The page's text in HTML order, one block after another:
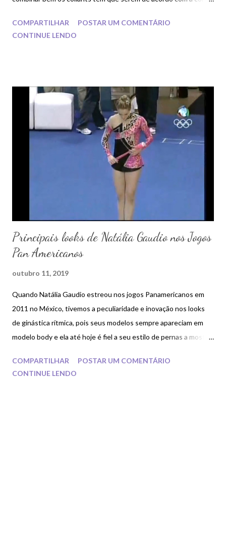
análoga.
COMPARTILHAR
POSTAR UM COMENTÁRIO
CONTINUE LENDO
Principais looks de Natália Gaudio nos Jogos
Pan Americanos
outubro 11, 2019
Quando Natália Gaudio estreou nos jogos Panamericanos em
2011 no México, tivemos a peculiaridade e inovação nos looks
de ginástica rítmica, pois seus modelos sempre apareciam em
modelo body e ela até hoje é fiel a seu estilo de pernas a mostra
COMPARTILHAR
POSTAR UM COMENTÁRIO
CONTINUE LENDO